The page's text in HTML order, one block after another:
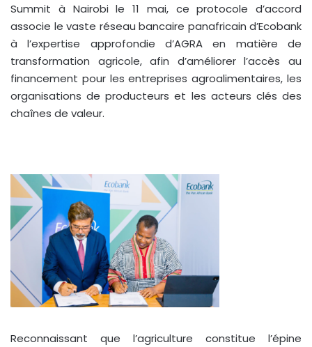
Summit à Nairobi le 11 mai, ce protocole d’accord
associe le vaste réseau bancaire panafricain d’Ecobank
à l’expertise approfondie d’AGRA en matière de
transformation agricole, afin d’améliorer l’accès au
financement pour les entreprises agroalimentaires, les
organisations de producteurs et les acteurs clés des
chaînes de valeur.
Reconnaissant que l’agriculture constitue l’épine